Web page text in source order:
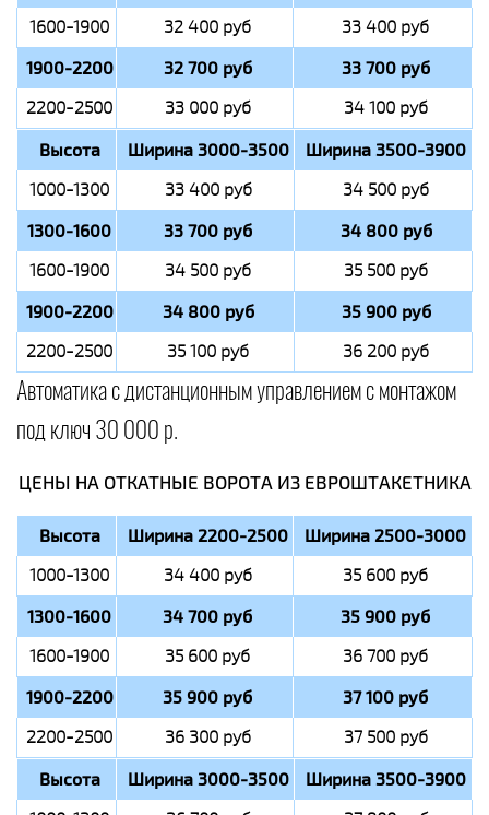
1600-1900 32 400 руб 33 400 руб
1900-2200 32 700 руб 33 700 руб
2200-2500 33 000 руб 34 100 руб
Высота Ширина 3000-3500 Ширина 3500-3900
1000-1300 33 400 руб 34 500 руб
1300-1600 33 700 руб 34 800 руб
1600-1900 34 500 руб 35 500 руб
1900-2200 34 800 руб 35 900 руб
2200-2500 35 100 руб 36 200 руб
Автоматика с дистанционным управлением с монтажом
под ключ 30 000 р.
ЦЕНЫ НА ОТКАТНЫЕ ВОРОТА ИЗ ЕВРОШТАКЕТНИКА
Высота Ширина 2200-2500 Ширина 2500-3000
1000-1300 34 400 руб 35 600 руб
1300-1600 34 700 руб 35 900 руб
1600-1900 35 600 руб 36 700 руб
1900-2200 35 900 руб 37 100 руб
2200-2500 36 300 руб 37 500 руб
Высота Ширина 3000-3500 Ширина 3500-3900